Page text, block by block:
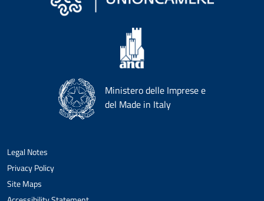
Ministero delle Imprese e
del Made in Italy
Legal Notes
Privacy Policy
Site Maps